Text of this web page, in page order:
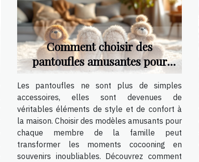
Comment choisir des
pantoufles amusantes pour
chaque membre de la famille ?
Les pantoufles ne sont plus de simples
accessoires, elles sont devenues de
véritables éléments de style et de confort à
la maison. Choisir des modèles amusants pour
chaque membre de la famille peut
transformer les moments cocooning en
souvenirs inoubliables. Découvrez comment